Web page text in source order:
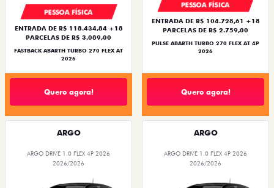
PESSOA FÍSICA
ENTRADA DE R$ 118.434,84 +18
PARCELAS DE R$ 3.089,00
FASTBACK ABARTH TURBO 270 FLEX AT
2026
Quero agora!
PESSOA FÍSICA
ENTRADA DE R$ 104.728,61 +18
PARCELAS DE R$ 2.759,00
PULSE ABARTH TURBO 270 FLEX AT 4P
2026
Quero agora!
ARGO
ARGO DRIVE 1.0 FLEX 4P 2026
2026/2026
ARGO
ARGO DRIVE 1.0 FLEX 4P 2026
2026/2026